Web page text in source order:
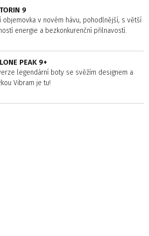
9
objemovka v novém hávu, pohodlnější, s větší
energie a bezkonkurenční přilnavostí.
PEAK 9+
legendární boty se svěžím designem a
Vibram je tu!